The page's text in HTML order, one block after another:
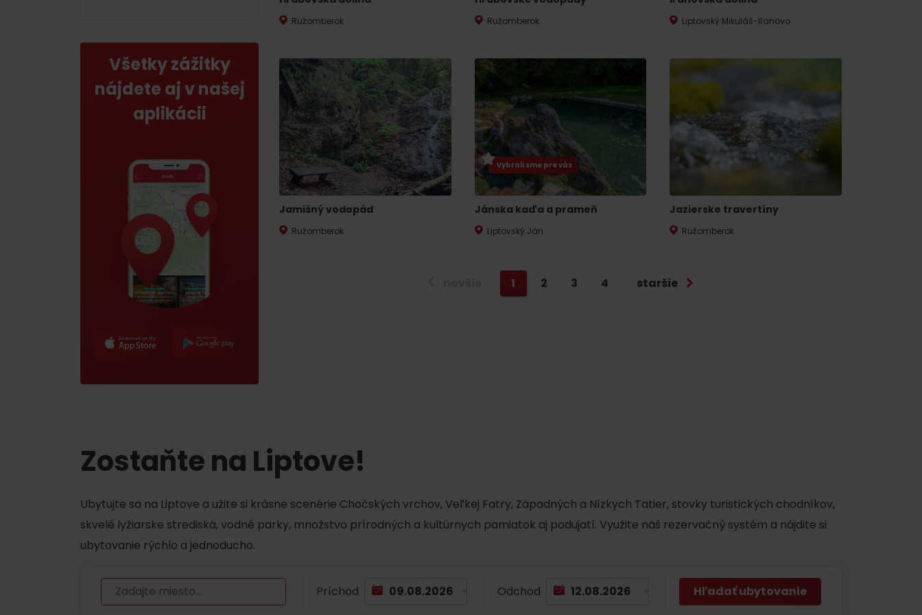
No data found for this source.
Nemáš auto a potrebuješ zviesť?
Mara Bus
Ski&Aqua Bus
Vlaková
Letecká
Taxi
No data found for this source. No data found for this source.
Ružomberok Ružomberok Liptovský Mikuláš-Iľanovo
Jamišný vodopád
Ružomberok
Vybrali sme pre vás
Jánska kaďa a prameň
Liptovský Ján
Jazierske travertíny
Ružomberok
1 2 3 4 staršie
Všetky zážitky
nájdete aj v našej
aplikácii
Zostaňte na Liptove!
Ubytujte sa na Liptove a užite si krásne scenérie Chočských vrchov, Veľkej Fatry, Západných a Nízkych Tatier, stovky turistických chodníkov,
skvelé lyžiarske strediská, vodné parky, množstvo prírodných a kultúrnych pamiatok aj podujatí. Využite náš rezervačný systém a nájdite si
ubytovanie rýchlo a jednoducho.
Príchod Odchod Hľadať ubytovanie